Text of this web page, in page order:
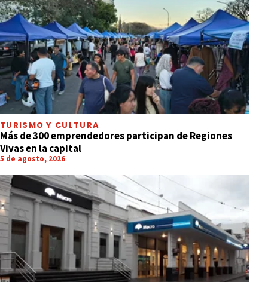
TURISMO Y CULTURA
Más de 300 emprendedores participan de Regiones
Vivas en la capital
5 de agosto, 2026